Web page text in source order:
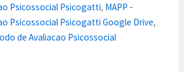
Psicossocial Psicogatti, MAPP -
Psicossocial Psicogatti Google Drive,
de Avaliacao Psicossocial